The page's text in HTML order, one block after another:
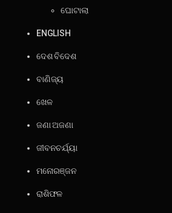
ଘୋଟାଲା
ENGLISH
ଦେଶ ବିଦେଶ
ବାଣିଜ୍ୟ
ଖେଳ
ଜଣା ଅଜଣା
ଜୀବନଚର୍ଯ୍ୟା
ମନୋରଞ୍ଜନ
ରାଶିଫଳ